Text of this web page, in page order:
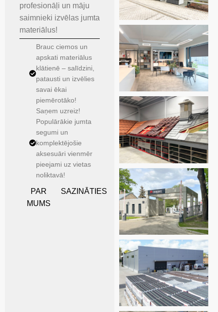
profesionāļi un māju
saimnieki izvēlas jumta
materiālus!
Brauc ciemos un
apskati materiālus
klātienē – salīdzini,
patausti un izvēlies
savai ēkai
piemērotāko!
Saņem uzreiz!
Populārākie jumta
segumi un
komplektējošie
aksesuāri vienmēr
pieejami uz vietas
noliktavā!
PAR
MUMS
SAZINĀTIES